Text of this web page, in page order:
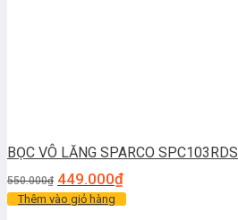
BỌC VÔ LĂNG SPARCO SPC103RDS
550.000₫ 449.000₫
Thêm vào giỏ hàng